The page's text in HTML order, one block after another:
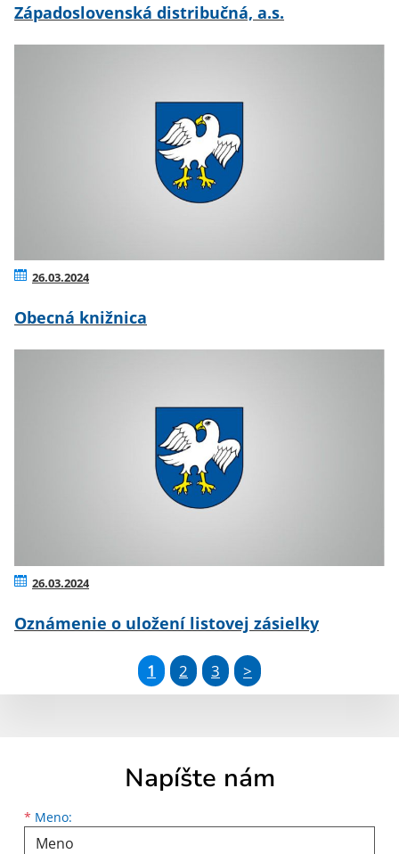
Západoslovenská distribučná, a.s.
26.03.2024
Obecná knižnica
26.03.2024
Oznámenie o uložení listovej zásielky
1 2 3 >
Napíšte nám
* Meno:
Meno
Priezvisko
E-mailová adresa